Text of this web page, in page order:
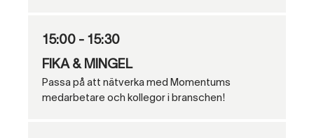
15:00 - 15:30
FIKA & MINGEL
Passa på att nätverka med Momentums
medarbetare och kollegor i branschen!